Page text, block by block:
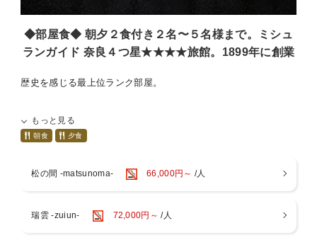
◆部屋食◆ 朝夕２食付き２名〜５名様まで。ミシュ
ランガイド 奈良４つ星★★★★旅館。1899年に創業
歴史を感じる最上位ランク部屋。
レストランを希望される場合は事前にお申し付けください。
散りばめられております。
老舗店舗から新店舗があるエリアです。
もっと見る
朝食 夕食
松の間 -matsunoma- 66,000円～ /人
瑞雲 -zuiun- 72,000円～ /人